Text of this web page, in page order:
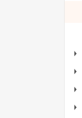
▶
▶
▶
▶